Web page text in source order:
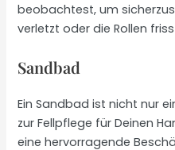
beobachtest, um
verletzt oder die Rollen
Sandbad
Ein Sandbad ist nicht nur
zur Fellpflege für Deinen
eine hervorragende